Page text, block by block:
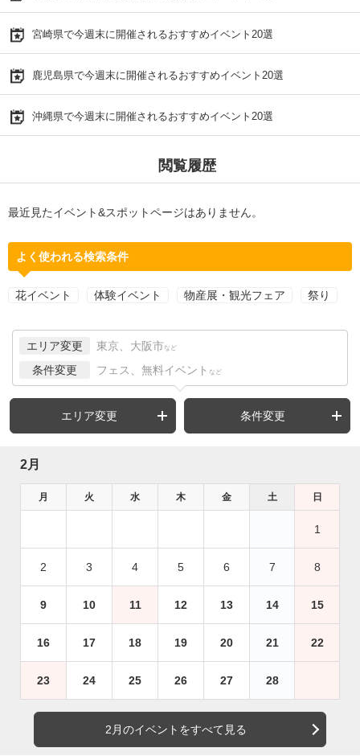
宮崎県で今週末に開催されるおすすめイベント20選
鹿児島県で今週末に開催されるおすすめイベント20選
沖縄県で今週末に開催されるおすすめイベント20選
閲覧履歴
最近見たイベント&スポットページはありません。
よく使われる検索条件
花イベント 体験イベント 物産展・観光フェア 祭り
エリア変更 東京、大阪市 など
条件変更 フェス、無料イベント など
エリア変更 条件変更
2月
月 火 水 木 金 土 日
1
2 3 4 5 6 7 8
9 10 11 12 13 14 15
16 17 18 19 20 21 22
23 24 25 26 27 28
2月のイベントをすべて見る